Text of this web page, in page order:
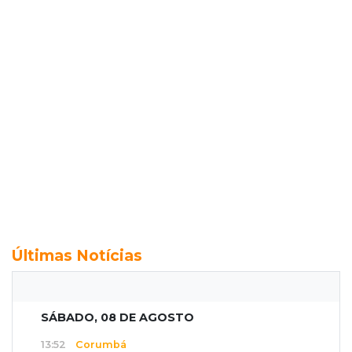
Últimas Notícias
SÁBADO, 08 DE AGOSTO
13:52 Corumbá